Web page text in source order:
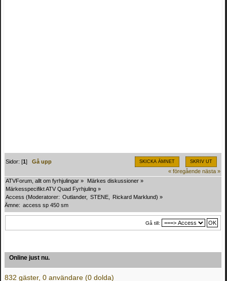
SKICKA ÄMNET SKRIV UT
Sidor: [1]Gå upp
« föregående nästa »
ATVForum, allt om fyrhjulingar » Märkes diskussioner »
Märkesspecifikt ATV Quad Fyrhjuling »
Access (Moderatorer: Outlander, STENE Rickard Marklund) »
Ämne: access sp 450 sm
Gå till:
Online just nu.
832 gäster, 0 användare (0 dolda)